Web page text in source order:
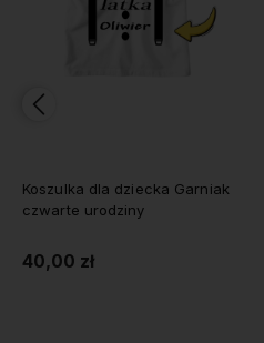
Koszulka dla dziecka Garniak
czwarte urodziny
40,00 zł